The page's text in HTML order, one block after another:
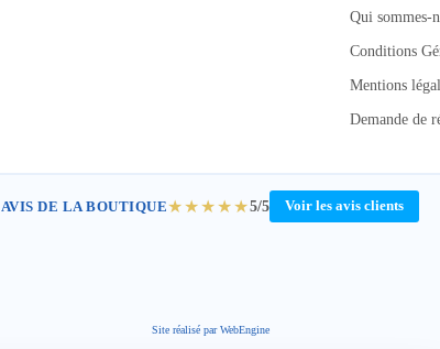
Qui sommes-
Conditions
Mentions
Demande de
AVIS DE LA BOUTIQUE★★★★★5/5 Voir les avis clients
Site réalisé parWebEngine